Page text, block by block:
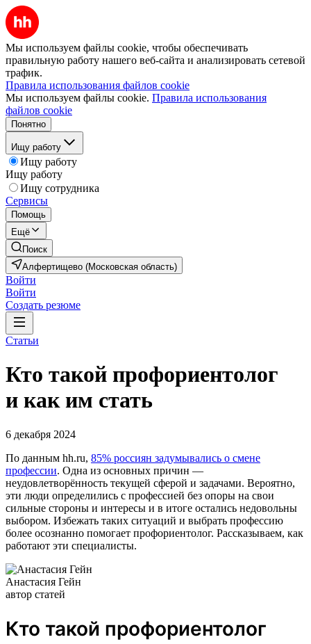
Мы используем файлы cookie, чтобы обеспечивать
правильную работу нашего веб-сайта и анализировать сетевой
трафик.
Правила использования файлов cookie
Мы используем файлы cookie. Правила использования
файлов cookie
Понятно
Ищу работу
Ищу работу
Ищу работу
Ищу сотрудника
Сервисы
Помощь
Ещё
Поиск
Алфертищево (Московская область)
Войти
Войти
Создать резюме
Статьи
Кто такой профориентолог
и как им стать
6 декабря 2024
По данным hh.ru, 85% россиян задумывались о смене
профессии. Одна из основных причин —
неудовлетворённость текущей сферой и задачами. Вероятно,
эти люди определились с профессией без опоры на свои
сильные стороны и интересы и в итоге остались недовольны
выбором. Избежать таких ситуаций и выбрать профессию
более осознанно помогает профориентолог. Рассказываем, как
работают эти специалисты.
Анастасия Гейн
автор статей
Кто такой профориентолог